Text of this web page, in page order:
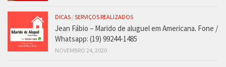
DICAS /SERVIÇOS REALIZADOS
Jean Fábio – Marido de aluguel em Americana. Fone /
Whatsapp: (19) 99244-1485
NOVEMBRO 24, 2020